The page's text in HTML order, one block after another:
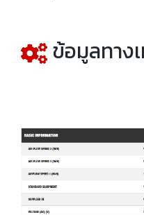
ข้อมูลทาง